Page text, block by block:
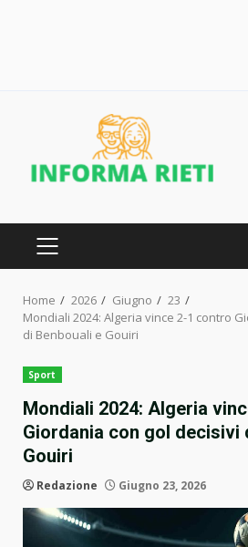
PRIMARY
Home 2026 Giugno
23
Mondiali 2024: Algeria vince 2-1 contro
di Benbouali e Gouiri
Sport
Mondiali 2024: Algeria
Giordania con gol decisivi
Gouiri
Redazione Giugno 23, 2026